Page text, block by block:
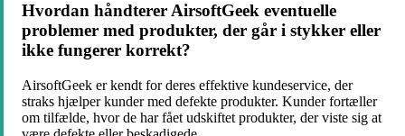
Hvordan håndterer AirsoftGeek eventuelle
problemer med produkter, der går i stykker eller
ikke fungerer korrekt?
AirsoftGeek er kendt for deres effektive kundeservice, der
straks hjælper kunder med defekte produkter. Kunder fortæller
om tilfælde, hvor de har fået udskiftet produkter, der viste sig at